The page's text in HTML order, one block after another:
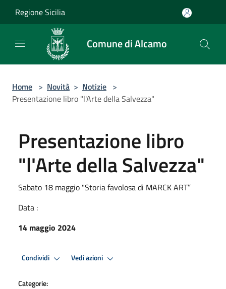
Regione Sicilia
Comune di Alcamo
Home > Novità > Notizie >
Presentazione libro "l'Arte della Salvezza"
Presentazione libro
"l'Arte della Salvezza"
Sabato 18 maggio "Storia favolosa di MARCK ART”
Data :
14 maggio 2024
Condividi Vedi azioni
Categorie: